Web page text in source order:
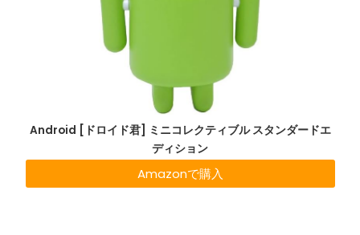
Android [ドロイド君] ミニコレクティブル スタンダードエ
ディション
Amazonで購入